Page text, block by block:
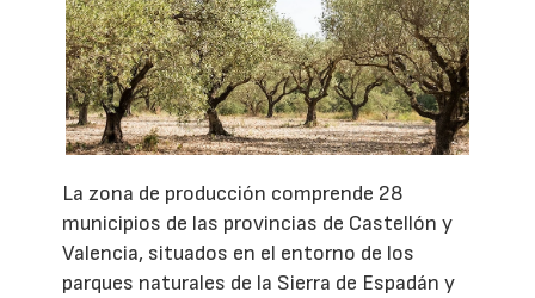
La zona de producción comprende 28
municipios de las provincias de Castellón y
Valencia, situados en el entorno de los
parques naturales de la Sierra de Espadán y